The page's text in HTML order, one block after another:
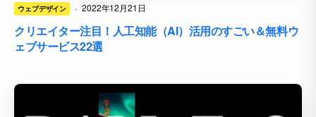
ウェブデザイン · 2022年12月21日
クリエイター注目！人工知能（AI）活用のすごい＆無料ウ
ェブサービス22選